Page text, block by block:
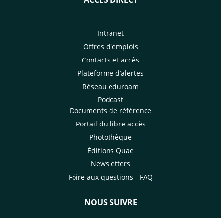
Intranet
Offres d'emplois
Contacts et accès
Plateforme d’alertes
Réseau eduroam
Podcast
Documents de référence
Portail du libre accès
Photothèque
Éditions Quae
Newsletters
Foire aux questions - FAQ
NOUS SUIVRE